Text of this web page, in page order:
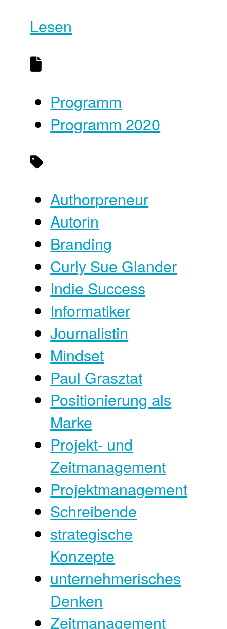
Lesen
Programm
Programm 2020
Authorpreneur
Autorin
Branding
Curly Sue Glander
Indie Success
Informatiker
Journalistin
Mindset
Paul Grasztat
Positionierung als
Marke
Projekt- und
Zeitmanagement
Projektmanagement
Schreibende
strategische
Konzepte
unternehmerisches
Denken
Zeitmanagement